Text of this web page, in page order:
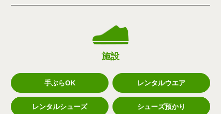
施設
手ぶらOK レンタルウエア
レンタルシューズ シューズ預かり